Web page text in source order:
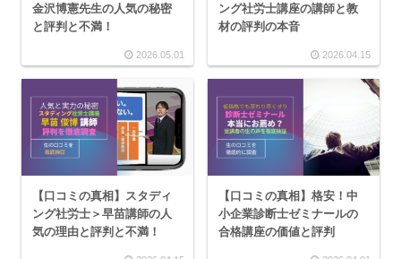
金沢博憲先生の人気の秘密
と評判と不満！
2026.05.01
ング社労士講座の講師と教
材の評判の本音
2026.04.15
【口コミの真相】スタディ
ング社労士＞早苗講師の人
気の理由と評判と不満！
【口コミの真相】格安！中
小企業診断士ゼミナールの
合格講座の価値と評判